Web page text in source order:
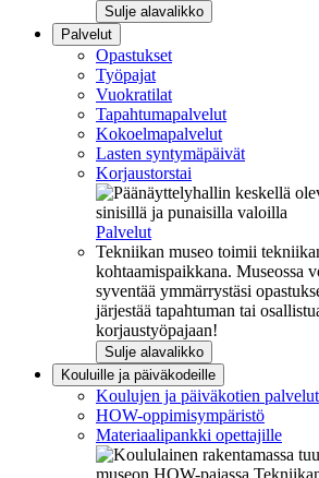
Sulje alavalikko
Palvelut
Opastukset
Työpajat
Vuokratilat
Tapahtumapalvelut
Kokoelmapalvelut
Lasten syntymäpäivät
Korjaustorstai
Palvelut
Tekniikan museo toimii
kohtaamispaikkana. Museossa
syventää ymmärrystäsi
järjestää tapahtuman tai
korjaustyöpajaan!
Sulje alavalikko
Kouluille ja päiväkodeille
Koulujen ja päiväkotien palvelut
HOW-oppimisympäristö
Materiaalipankki opettajille